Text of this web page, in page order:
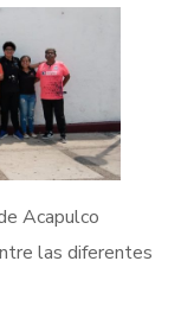
Acapulco
las diferentes